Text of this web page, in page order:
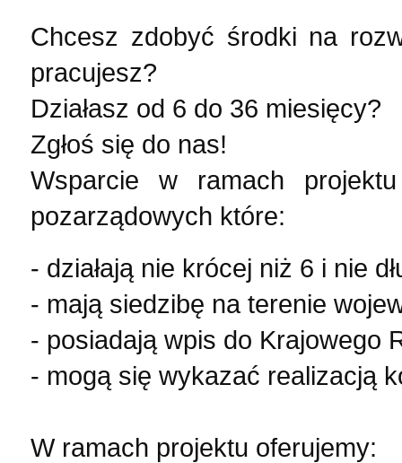
Chcesz zdobyć środki na
pracujesz?
Działasz od 6 do 36 miesięcy?
Zgłoś się do nas!
Wsparcie w ramach
pozarządowych które:
- działają nie krócej niż 6 i nie
- mają siedzibę na terenie
- posiadają wpis do Krajowego
- mogą się wykazać realizacją
W ramach projektu oferujemy: